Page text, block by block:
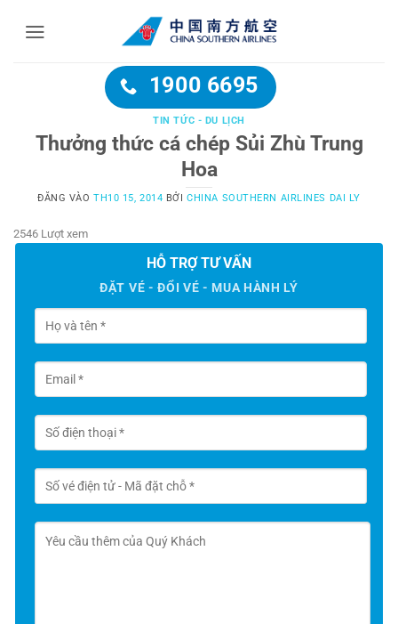
1900 6695
TIN TỨC - DU LỊCH
Thưởng thức cá chép Sủi Zhù Trung
Hoa
ĐĂNG VÀOTH10 15, 2014 BỞICHINA SOUTHERN AIRLINES DAI LY
2546 Lượt xem
HỖ TRỢ TƯ VẤN
ĐẶT VÉ - ĐỔI VÉ - MUA HÀNH LÝ